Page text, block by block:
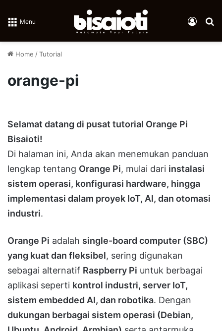
Menu Log In
Home /Tutorial
orange-pi
Selamat datang di pusat tutorial Orange Pi
Bisaioti!
Di halaman ini, Anda akan menemukan panduan
lengkap tentang Orange Pi, mulai dari instalasi
sistem operasi, konfigurasi hardware, hingga
implementasi dalam proyek IoT, AI, dan otomasi
industri.
Orange Pi adalah single-board computer (SBC)
yang kuat dan fleksibel, sering digunakan
sebagai alternatif Raspberry Pi untuk berbagai
aplikasi seperti kontrol industri, server IoT,
sistem embedded AI, dan robotika. Dengan
dukungan berbagai sistem operasi (Debian,